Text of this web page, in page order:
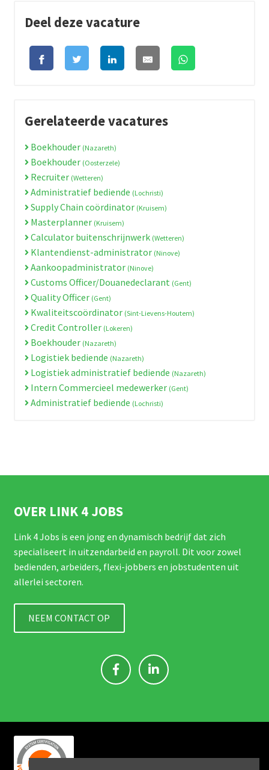
Deel deze vacature
Gerelateerde vacatures
Boekhouder (Nazareth)
Boekhouder (Oosterzele)
Recruiter (Wetteren)
Administratief bediende (Lochristi)
Supply Chain coördinator (Kruisem)
Masterplanner (Kruisem)
Calculator buitenschrijnwerk (Wetteren)
Klantendienst-administrator (Ninove)
Aankoopadministrator (Ninove)
Customs Officer/Douanedeclarant (Gent)
Quality Officer (Gent)
Kwaliteitscoördinator (Sint-Lievens-Houtem)
Credit Controller (Lokeren)
Boekhouder (Nazareth)
Logistiek bediende (Nazareth)
Logistiek administratief bediende (Nazareth)
Intern Commercieel medewerker (Gent)
Administratief bediende (Lochristi)
OVER LINK 4 JOBS
Link 4 Jobs is een jong en dynamisch bedrijf dat zich
specialiseert in uitzendarbeid en payroll. Dit voor zowel
bedienden, arbeiders, flexi-jobbers en jobstudenten uit
allerlei sectoren.
NEEM CONTACT OP